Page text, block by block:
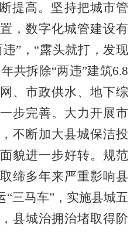
提高。 坚持把城市管
，数字化城管建设有
违” ， “露头就打，发现
共拆除“两违”建筑6.8
、市政供水、地下综
步完善。大力开展市
不断加大县城保洁投
貌进一步好转。规范
缔多年来严重影响县
“三马车”，实施县城五
县城治拥治堵取得阶